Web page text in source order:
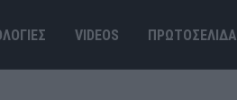
VIDEOS ΠΡΩΤΟΣΕΛΙΔΑ